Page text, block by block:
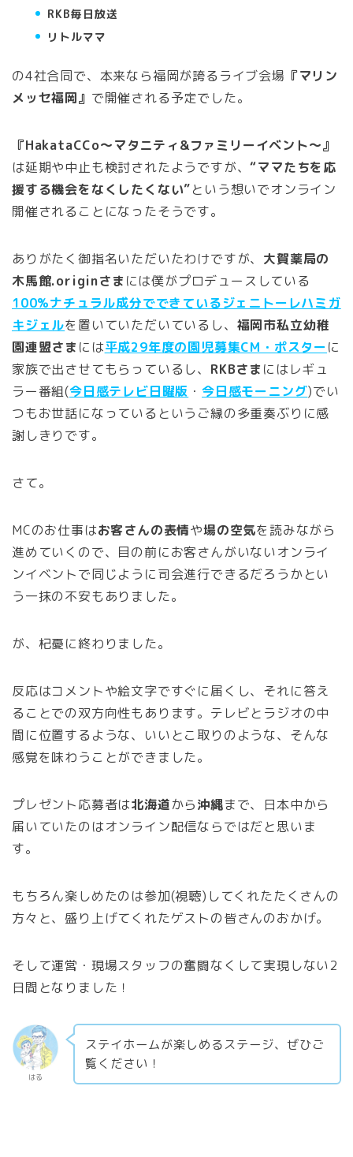
RKB毎日放送
リトルママ
の4社合同で、本来なら福岡が誇るライブ会場 『マリン
メッセ福岡』 で開催される予定でした。
『HakataCCo〜マタニティ&ファミリーイベント〜』
は延期や中止も検討されたようですが、“ママたちを応
援する機会をなくしたくない”という想いでオンライン
開催されることになったそうです。
ありがたく御指名いただいたわけですが、 大賀薬局の
木馬館.originさま には僕がプロデュースしている
100%ナチュラル成分でできているジェニトーレハミガ
キジェルを置いていただいているし、 福岡市私立幼稚
園連盟さま には平成29年度の園児募集CM・ポスターに
家族で出させてもらっているし、 RKBさま にはレギュ
ラー番組(今日感テレビ日曜版 ・今日感モーニング)でい
つもお世話になっているというご縁の多重奏ぶりに感
謝しきりです。
さて。
MCのお仕事はお客さんの表情や場の空気を読みながら
進めていくので、目の前にお客さんがいないオンライ
ンイベントで同じように司会進行できるだろうかとい
う一抹の不安もありました。
が、杞憂に終わりました。
反応はコメントや絵文字ですぐに届くし、それに答え
ることでの双方向性もあります。テレビとラジオの中
間に位置するような、いいとこ取りのような、そんな
感覚を味わうことができました。
プレゼント応募者は北海道から沖縄まで、日本中から
届いていたのはオンライン配信ならではだと思いま
す。
もちろん楽しめたのは参加(視聴)してくれたたくさんの
方々と、盛り上げてくれたゲストの皆さんのおかげ。
そして運営・現場スタッフの奮闘なくして実現しない2
日間となりました！
はる
ステイホームが楽しめるステージ、ぜひご
覧ください！